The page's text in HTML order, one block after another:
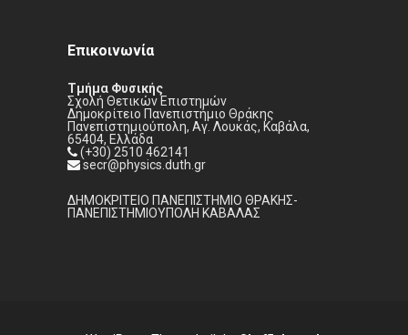
Επικοινωνία
Τμήμα Φυσικής
Σχολή Θετικών Επιστημών
Δημοκρίτειο Πανεπιστήμιο Θράκης
Πανεπιστημιούπολη, Αγ. Λουκάς, Καβάλα,
65404, Ελλάδα
(+30) 2510 462141
secr@physics.duth.gr
ΔΗΜΟΚΡΙΤΕΙΟ ΠΑΝΕΠΙΣΤΗΜΙΟ ΘΡΑΚΗΣ-
ΠΑΝΕΠΙΣΤΗΜΙΟΥΠΟΛΗ ΚΑΒΑΛΑΣ